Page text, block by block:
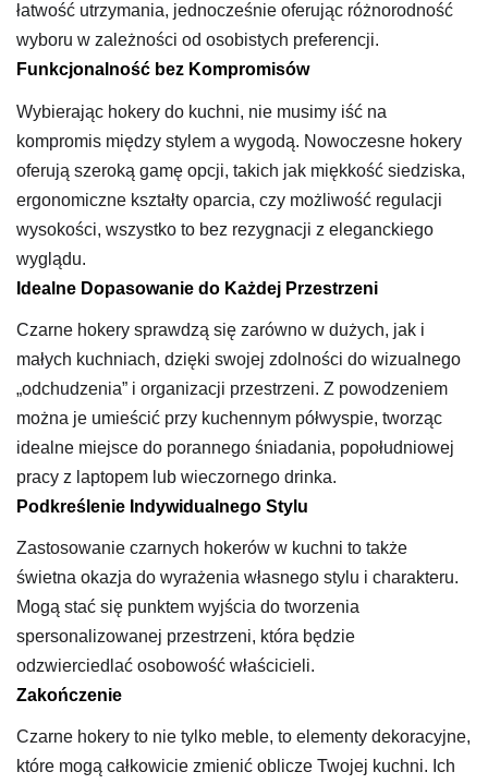
łatwość utrzymania, jednocześnie oferując różnorodność
wyboru w zależności od osobistych preferencji.
Funkcjonalność bez Kompromisów
Wybierając hokery do kuchni, nie musimy iść na
kompromis między stylem a wygodą. Nowoczesne hokery
oferują szeroką gamę opcji, takich jak miękkość siedziska,
ergonomiczne kształty oparcia, czy możliwość regulacji
wysokości, wszystko to bez rezygnacji z eleganckiego
wyglądu.
Idealne Dopasowanie do Każdej Przestrzeni
Czarne hokery sprawdzą się zarówno w dużych, jak i
małych kuchniach, dzięki swojej zdolności do wizualnego
„odchudzenia” i organizacji przestrzeni. Z powodzeniem
można je umieścić przy kuchennym półwyspie, tworząc
idealne miejsce do porannego śniadania, popołudniowej
pracy z laptopem lub wieczornego drinka.
Podkreślenie Indywidualnego Stylu
Zastosowanie czarnych hokerów w kuchni to także
świetna okazja do wyrażenia własnego stylu i charakteru.
Mogą stać się punktem wyjścia do tworzenia
spersonalizowanej przestrzeni, która będzie
odzwierciedlać osobowość właścicieli.
Zakończenie
Czarne hokery to nie tylko meble, to elementy dekoracyjne,
które mogą całkowicie zmienić oblicze Twojej kuchni. Ich